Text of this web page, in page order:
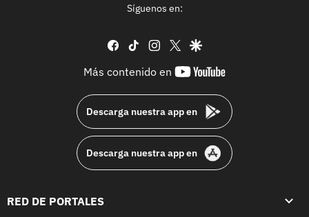
Síguenos en:
facebook
tiktok instagram
twittergoogle
Más contenido en
youtube-
Descarga nuestra app en
Descarga nuestra app en
RED DE PORTALES